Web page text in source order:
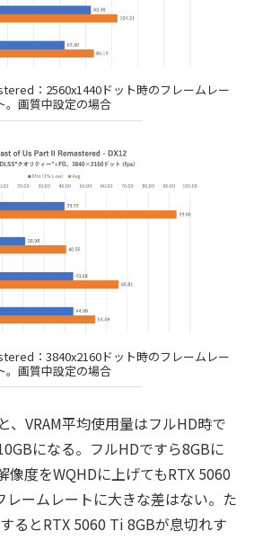
：2560x1440ドット時のフレームレー
。画質中設定の場合
：3840x2160ドット時のフレームレー
。画質中設定の場合
、VRAM平均使用量はフルHD時で
になる。フルHDですら8GBに
像度をWQHDに上げてもRTX 5060
レームレートに大きな差はない。た
るとRTX 5060 Ti 8GBが息切れす